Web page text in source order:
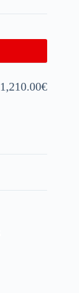
1,210.00€